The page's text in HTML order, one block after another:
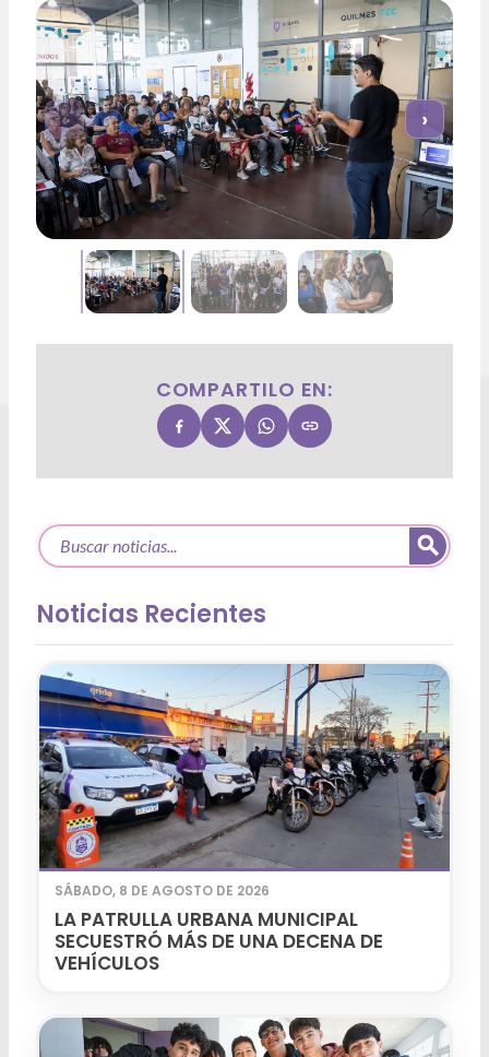
‹ ›
COMPARTILO EN:
Noticias Recientes
SÁBADO, 8 DE AGOSTO DE 2026
LA PATRULLA URBANA MUNICIPAL
SECUESTRÓ MÁS DE UNA DECENA DE
VEHÍCULOS